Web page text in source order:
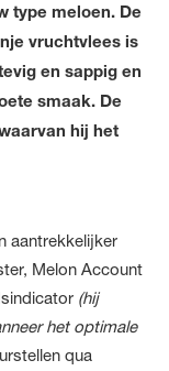
type meloen. De
vruchtvlees is
en sappig en
smaak. De
hij het
aantrekkelijker
Melon Account
(hij
het optimale
qua